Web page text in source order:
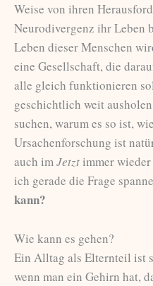
Weise von ihren
Neurodivergenz ihr Leben
Leben dieser Menschen
eine Gesellschaft, die
alle gleich funktionieren
geschichtlich weit
suchen, warum es so ist,
Ursachenforschung ist
auch imJetztimmer
ich gerade die Frage
kann?
Wie kann es gehen?
Ein Alltag als Elternteil ist
wenn man ein Gehirn hat,